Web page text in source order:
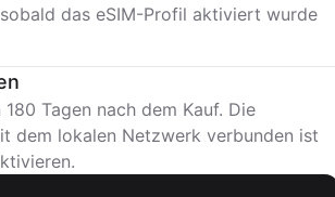
das eSIM-Profil aktiviert wurde
Tagen nach dem Kauf. Die
dem lokalen Netzwerk verbunden ist